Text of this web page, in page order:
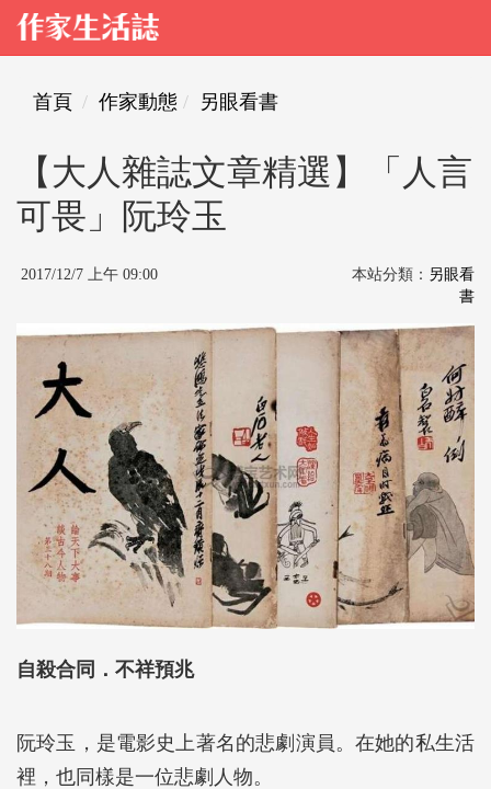
首頁 作家動態 另眼看書
【大人雜誌文章精選】「人言
可畏」阮玲玉
2017/12/7 上午 09:00 本站分類： 另眼看
書
自殺合同．不祥預兆
阮玲玉，是電影史上著名的悲劇演員。在她的私生活
裡，也同樣是一位悲劇人物。